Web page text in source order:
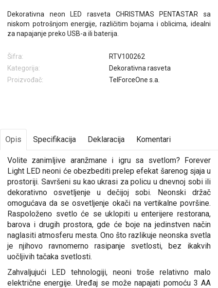
Dekorativna neon LED rasveta CHRISTMAS PENTASTAR sa
niskom potrošnjom energije, različitim bojama i oblicima, idealni
za napajanje preko USB-a ili baterija.
Šifra:
RTV100262
Kategorija:
Dekorativna rasveta
Proizvođač:
TelForceOne s.a.
Opis Specifikacija Deklaracija Komentari
Volite zanimljive aranžmane i igru sa svetlom? Forever
Light LED neoni će obezbediti prelep efekat šarenog sjaja u
prostoriji. Savršeni su kao ukrasi za policu u dnevnoj sobi ili
dekorativno osvetljenje u dečijoj sobi. Neonski držač
omogućava da se osvetljenje okači na vertikalne površine.
Raspoloženo svetlo će se uklopiti u enterijere restorana,
barova i drugih prostora, gde će boje na jedinstven način
naglasiti atmosferu mesta. Ono što razlikuje neonska svetla
je njihovo ravnomerno rasipanje svetlosti, bez ikakvih
uočljivih tačaka svetlosti.
Zahvaljujući LED tehnologiji, neoni troše relativno malo
električne energije. Uređaj se može napajati pomoću 3 AA